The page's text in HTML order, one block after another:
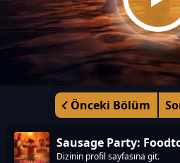
Önceki Bölüm
Sausage Party:
Dizinin profil sayfasına git.